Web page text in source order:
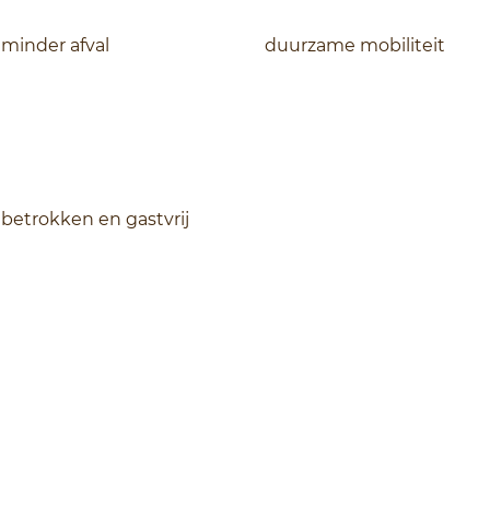
minder afval duurzame mobiliteit
betrokken en gastvrij